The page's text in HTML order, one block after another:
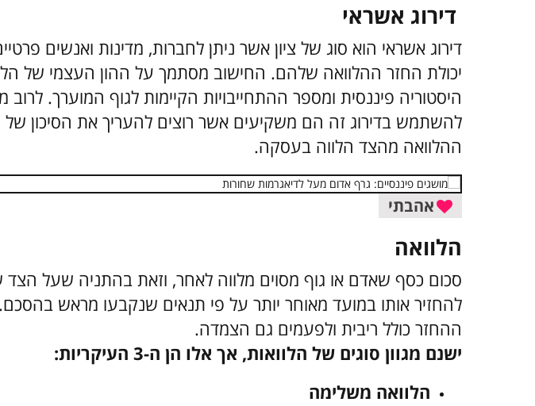
דירוג אשראי
דירוג אשראי הוא סוג של ציון אשר ניתן לחברות, מדינות ואנשים
יכולת החזר ההלוואה שלהם. החישוב מסתמך על ההון העצמי של
היסטוריה פיננסית ומספר ההתחייבויות הקיימות לגוף המוערך. לרוב
להשתמש בדירוג זה הם משקיעים אשר רוצים להעריך את הסיכון של
ההלוואה מהצד הלווה בעסקה.
אהבתי
הלוואה
סכום כסף שאדם או גוף מסוים מלווה לאחר, וזאת בהתניה שעל
להחזיר אותו במועד מאוחר יותר על פי תנאים שנקבעו מראש
ההחזר כולל ריבית ולפעמים גם הצמדה.​
ישנם מגוון סוגים של הלוואות, אך אלו הן ה-3 העיקריות:
הלוואה משלימה